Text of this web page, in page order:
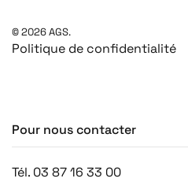
©2026AGS.
Politique de confidentialité
Pour nous contacter
Tél. 03 87 16 33 00